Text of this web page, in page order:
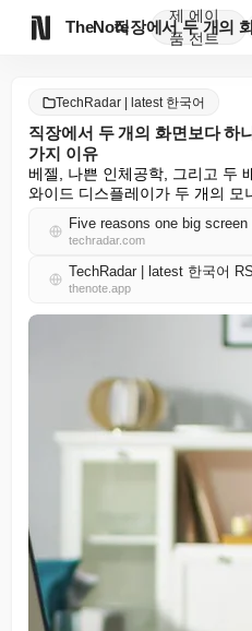
TheNote
제
품
에이
전트
TechRadar | latest 한국어
직장에서 두 개의 화면보다 하
가지 이유
베젤, 나쁜 인체공학, 그리고 두
와이드 디스플레이가 두 개의 모
Five reasons one big
techradar.com
TechRadar | latest 한국어
thenote.app